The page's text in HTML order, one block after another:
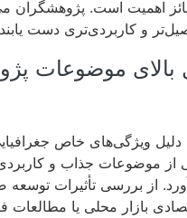
اهمیت است. پژوهشگران
اصیل‌تر و کاربردی‌تری دست
بالای موضوعات
ویژگی‌های خاص
موضوعات جذاب و
از بررسی تأثیرات توسعه
بازار محلی یا مطالعات